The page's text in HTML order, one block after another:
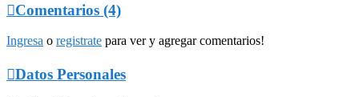
Comentarios (4)
Ingresa o registrate para ver y agregar comentarios!
Datos Personales